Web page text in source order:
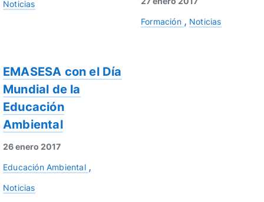
Noticias
Formación Noticias
EMASESA con el Día
Mundial de la
Educación
Ambiental
26 enero 2017
Educación Ambiental
Noticias